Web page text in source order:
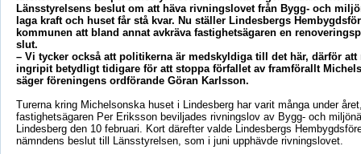
Länsstyrelsens beslut om att häva rivningslovet från Bygg- och
laga kraft och huset får stå kvar. Nu ställer Lindesbergs
kommunen att bland annat avkräva fastighetsägaren en
slut.
– Vi tycker också att politikerna är medskyldiga till det här, därför att
ingripit betydligt tidigare för att stoppa förfallet av framförallt
säger föreningens ordförande Göran Karlsson.
Turerna kring Michelsonska huset i Lindesberg har varit många under
fastighetsägaren Per Eriksson beviljades rivningslov av Bygg- och
Lindesberg den 10 februari. Kort därefter valde Lindesbergs
nämndens beslut till Länsstyrelsen, som i juni upphävde rivningslovet.